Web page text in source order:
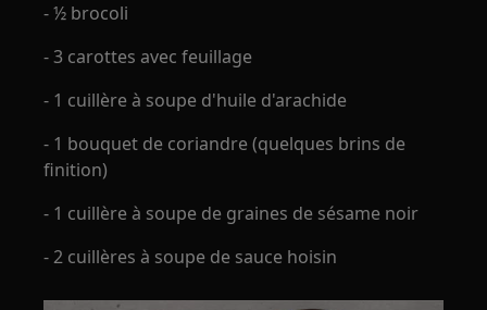
- ½ brocoli
- 3 carottes avec feuillage
- 1 cuillère à soupe d'huile d'arachide
- 1 bouquet de coriandre (quelques brins de
finition)
- 1 cuillère à soupe de graines de sésame noir
- 2 cuillères à soupe de sauce hoisin